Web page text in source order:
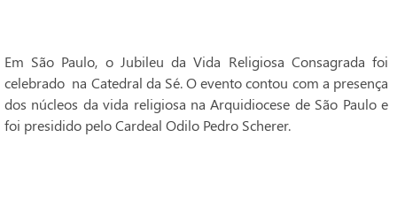
Em São Paulo, o Jubileu da Vida Religiosa Consagrada foi
celebrado na Catedral da Sé. O evento contou com a presença
dos núcleos da vida religiosa na Arquidiocese de São Paulo e
foi presidido pelo Cardeal Odilo Pedro Scherer.